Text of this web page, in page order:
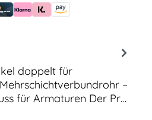
(vorab)
(Billie)
Rechnung oder Ratenkauf (Klarna)
Sofortüberweisung (Klarna)
Amazon Pay
doppelt für
–
für Armaturen Der Pr…